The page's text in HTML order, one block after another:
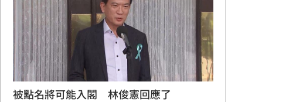
被點名將可能入閣 林俊憲回應了